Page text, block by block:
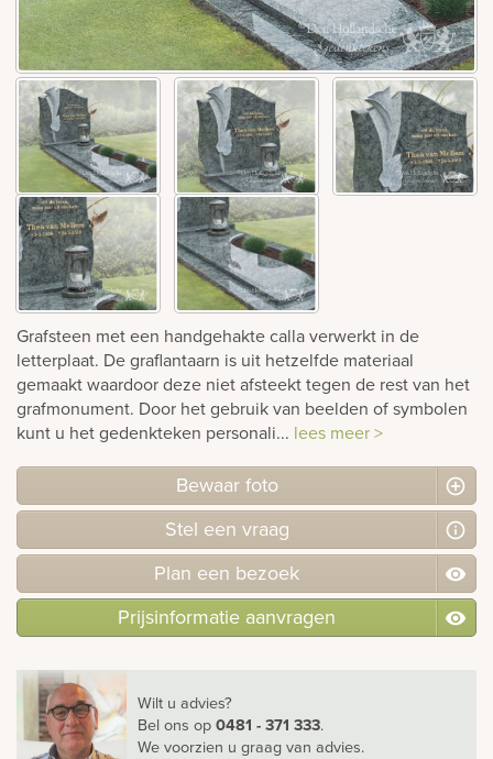
Bekijk
ook:
Grafsteen met een handgehakte calla verwerkt in de
letterplaat. De graflantaarn is uit hetzelfde materiaal
gemaakt waardoor deze niet afsteekt tegen de rest van het
grafmonument. Door het gebruik van beelden of symbolen
kunt u het gedenkteken personali... lees meer >
Bewaar foto
Stel een vraag
Plan een bezoek
Prijsinformatie aanvragen
Wilt u advies?
Bel ons op0481 - 371 333.
We voorzien u graag van advies.